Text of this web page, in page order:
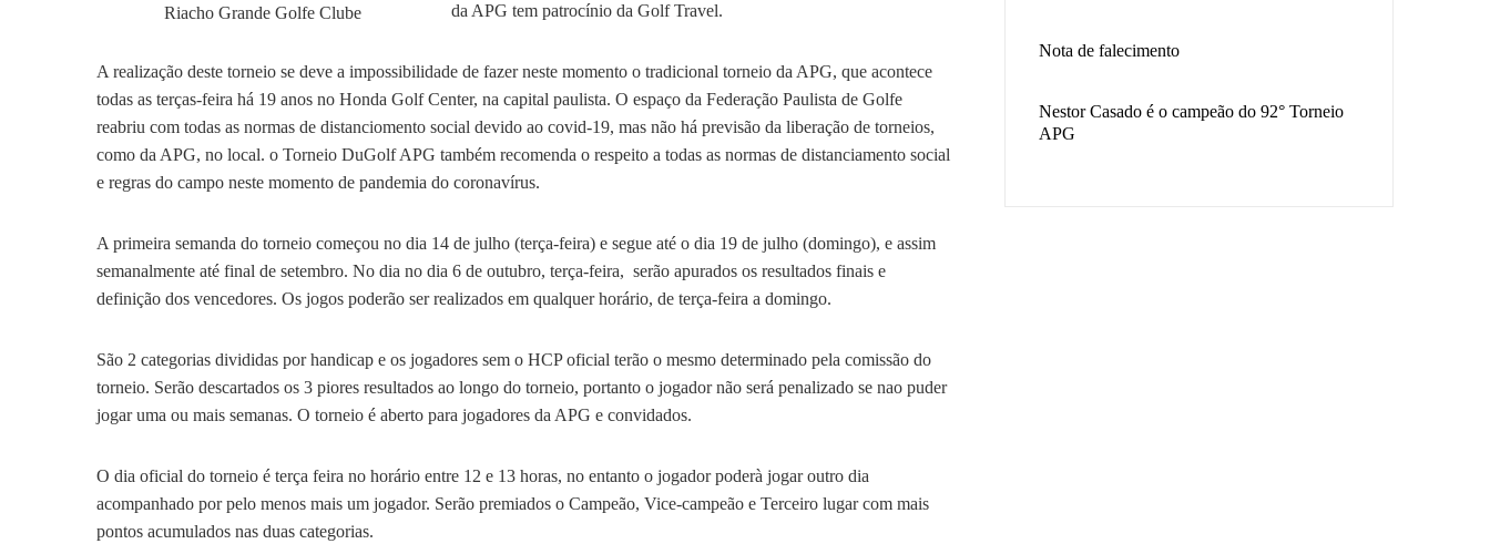
Riacho Grande Golfe Clube
da APG tem patrocínio da Golf Travel.
A realização deste torneio se deve a impossibilidade de fazer neste momento o tradicional torneio da APG, que acontece
todas as terças-feira há 19 anos no Honda Golf Center, na capital paulista. O espaço da Federação Paulista de Golfe
reabriu com todas as normas de distanciomento social devido ao covid-19, mas não há previsão da liberação de torneios,
como da APG, no local. o Torneio DuGolf APG também recomenda o respeito a todas as normas de distanciamento social
e regras do campo neste momento de pandemia do coronavírus.
A primeira semanda do torneio começou no dia 14 de julho (terça-feira) e segue até o dia 19 de julho (domingo), e assim
semanalmente até final de setembro. No dia no dia 6 de outubro, terça-feira, serão apurados os resultados finais e
definição dos vencedores. Os jogos poderão ser realizados em qualquer horário, de terça-feira a domingo.
São 2 categorias divididas por handicap e os jogadores sem o HCP oficial terão o mesmo determinado pela comissão do
torneio. Serão descartados os 3 piores resultados ao longo do torneio, portanto o jogador não será penalizado se nao puder
jogar uma ou mais semanas. O torneio é aberto para jogadores da APG e convidados.
O dia oficial do torneio é terça feira no horário entre 12 e 13 horas, no entanto o jogador poderà jogar outro dia
acompanhado por pelo menos mais um jogador. Serão premiados o Campeão, Vice-campeão e Terceiro lugar com mais
pontos acumulados nas duas categorias.
Nota de falecimento
Nestor Casado é o campeão do 92° Torneio
APG